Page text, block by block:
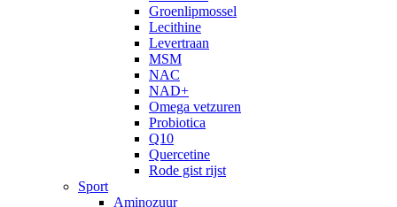
Groenlipmossel
Lecithine
Levertraan
MSM
NAC
NAD+
Omega vetzuren
Probiotica
Q10
Quercetine
Rode gist rijst
Sport
Aminozuur